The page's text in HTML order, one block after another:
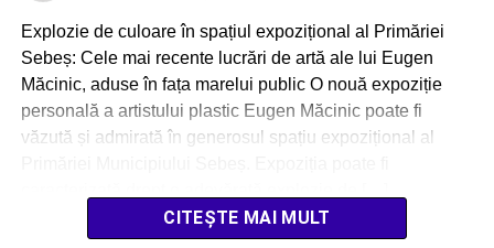
Explozie de culoare în spațiul expozițional al Primăriei
Sebeș: Cele mai recente lucrări de artă ale lui Eugen
Măcinic, aduse în fața marelui public O nouă expoziție
personală a artistului plastic Eugen Măcinic poate fi
văzută și admirată în generosul spațiu expozițional al
CITEȘTE MAI MULT